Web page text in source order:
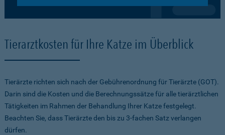
Tierarztkosten für Ihre Katze im Überblick
Tierärzte richten sich nach der Gebührenordnung für Tierärzte (GOT).
Darin sind die Kosten und die Berechnungssätze für alle tierärztlichen
Tätigkeiten im Rahmen der Behandlung Ihrer Katze festgelegt.
Beachten Sie, dass Tierärzte den bis zu 3-fachen Satz verlangen
dürfen.